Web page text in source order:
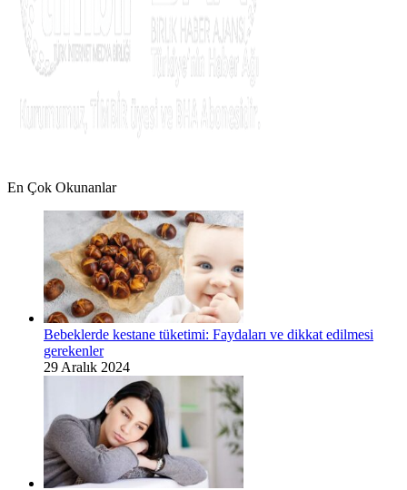
En Çok Okunanlar
Bebeklerde kestane tüketimi: Faydaları ve dikkat edilmesi
gerekenler
29 Aralık 2024